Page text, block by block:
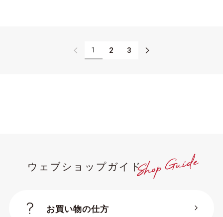
1 2 3
ウェブショップガイド
お買い物の仕方